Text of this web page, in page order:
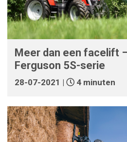
Meer dan een facelift
Ferguson 5S-serie
28-07-2021 | 4 minuten